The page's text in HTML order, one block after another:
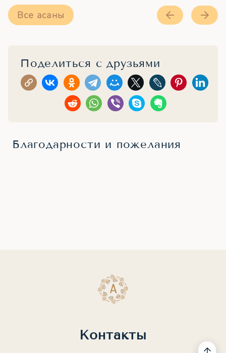
Все асаны
Поделиться с друзьями
Благодарности и пожелания
Контакты